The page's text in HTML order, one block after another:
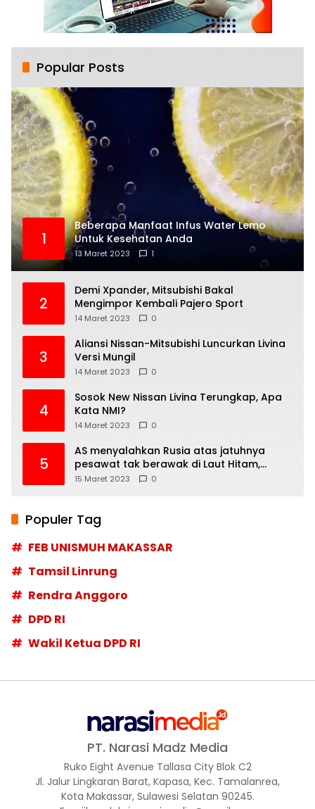
Popular Posts
1
Beberapa Manfaat Infus Water Lemo
Untuk Kesehatan Anda
13 Maret 2023 1
2
Demi Xpander, Mitsubishi Bakal
Mengimpor Kembali Pajero Sport
14 Maret 2023 0
3
Aliansi Nissan-Mitsubishi Luncurkan Livina
Versi Mungil
14 Maret 2023 0
4
Sosok New Nissan Livina Terungkap, Apa
Kata NMI?
14 Maret 2023 0
5
AS menyalahkan Rusia atas jatuhnya
pesawat tak berawak di Laut Hitam,
Moskow menyangkal
15 Maret 2023 0
Populer Tag
FEB UNISMUH MAKASSAR
Tamsil Linrung
Rendra Anggoro
DPD RI
Wakil Ketua DPD RI
PT. Narasi Madz Media
Ruko Eight Avenue Tallasa City Blok C2
Jl. Jalur Lingkaran Barat, Kapasa, Kec. Tamalanrea,
Kota Makassar, Sulawesi Selatan 90245.